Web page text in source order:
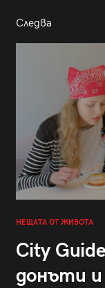
Следва
НЕЩАТА ОТ ЖИВОТА
City
донъти и